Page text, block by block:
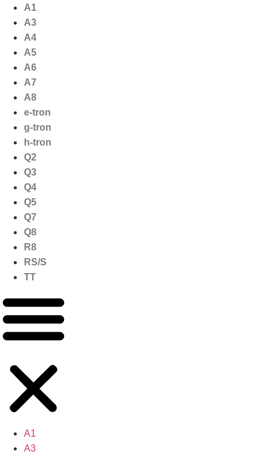
naar
inhoud
A1
A3
A4
A5
A6
A7
A8
e-tron
g-tron
h-tron
Q2
Q3
Q4
Q5
Q7
Q8
R8
RS/S
TT
A1
A3